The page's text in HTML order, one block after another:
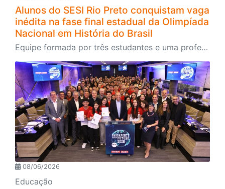
Alunos do SESI Rio Preto conquistam vaga
inédita na fase final estadual da Olimpíada
Nacional em História do Brasil
Equipe formada por três estudantes e uma professora orientadora avança para a 5ª fase da competição promovida pela Unicamp
08/06/2026
Educação